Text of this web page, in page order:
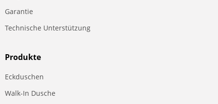
Garantie
Technische Unterstützung
Produkte
Eckduschen
Walk-In Dusche